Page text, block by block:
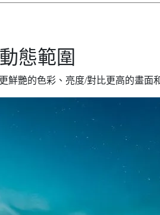
態範圍
艷的色彩、亮度/對比更高的畫面